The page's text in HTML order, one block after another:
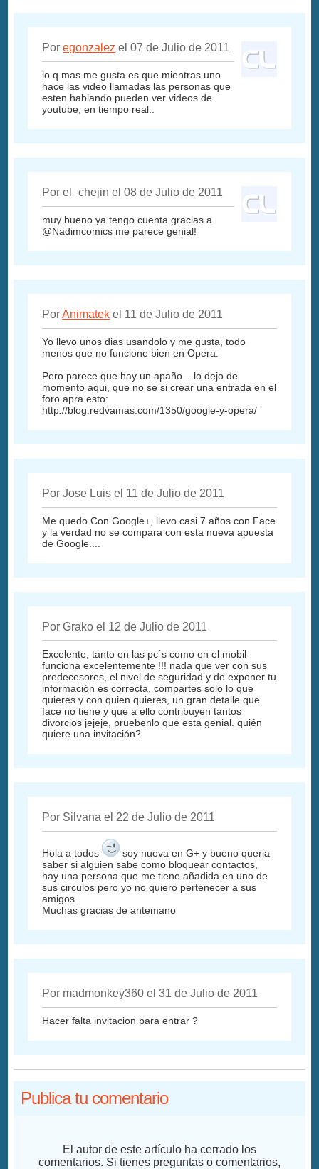
Poregonzalez el 07 de Julio de 2011
lo q mas me gusta es que mientras uno
hace las video llamadas las personas que
esten hablando pueden ver videos de
youtube, en tiempo real..
Por el_chejin el 08 de Julio de 2011
muy bueno ya tengo cuenta gracias a
@Nadimcomics me parece genial!
PorAnimatek el 11 de Julio de 2011
Yo llevo unos dias usandolo y me gusta, todo
menos que no funcione bien en Opera:
Pero parece que hay un apaño... lo dejo de
momento aqui, que no se si crear una entrada en el
foro apra esto:
http://blog.redvamas.com/1350/google-y-opera/
Por Jose Luis el 11 de Julio de 2011
Me quedo Con Google+, llevo casi 7 años con Face
y la verdad no se compara con esta nueva apuesta
de Google....
Por Grako el 12 de Julio de 2011
Excelente, tanto en las pc´s como en el mobil
funciona excelentemente !!! nada que ver con sus
predecesores, el nivel de seguridad y de exponer tu
información es correcta, compartes solo lo que
quieres y con quien quieres, un gran detalle que
face no tiene y que a ello contribuyen tantos
divorcios jejeje, pruebenlo que esta genial. quién
quiere una invitación?
Por Silvana el 22 de Julio de 2011
Hola a todos
soy nueva en G+ y bueno queria
saber si alguien sabe como bloquear contactos,
hay una persona que me tiene añadida en uno de
sus circulos pero yo no quiero pertenecer a sus
amigos.
Muchas gracias de antemano
Por madmonkey360 el 31 de Julio de 2011
Hacer falta invitacion para entrar ?
Publica tu comentario
El autor de este artículo ha cerrado los
comentarios. Si tienes preguntas o comentarios,